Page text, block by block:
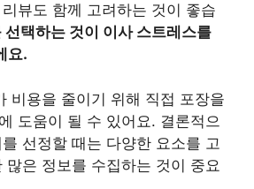
뷰도 함께 고려하는 것이 좋습
선택하는 것이 이사 스트레스를
요.
비용을 줄이기 위해 직접 포장을
도움이 될 수 있어요. 결론적으
선정할 때는 다양한 요소를 고
많은 정보를 수집하는 것이 중요